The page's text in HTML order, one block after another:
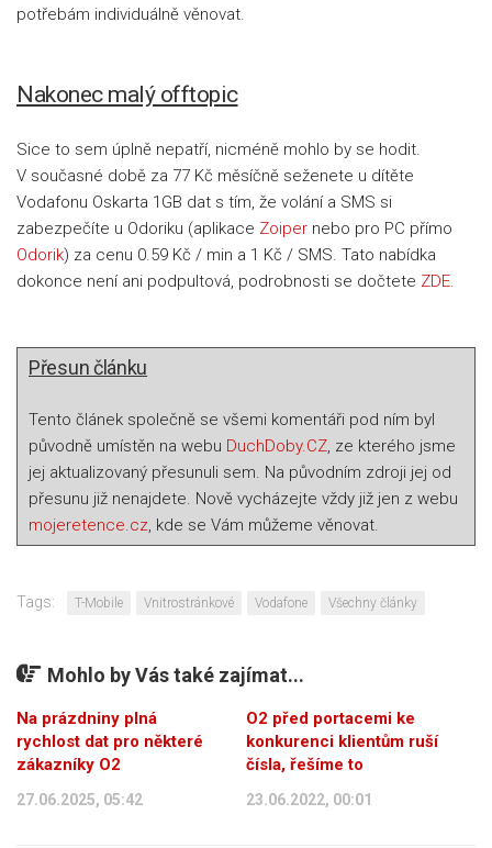
potřebám individuálně věnovat.
Nakonec malý offtopic
Sice to sem úplně nepatří, nicméně mohlo by se hodit.
V současné době za 77 Kč měsíčně seženete u dítěte
Vodafonu Oskarta 1GB dat s tím, že volání a SMS si
zabezpečíte u Odoriku (aplikace Zoiper nebo pro PC přímo
Odorik) za cenu 0.59 Kč / min a 1 Kč / SMS. Tato nabídka
dokonce není ani podpultová, podrobnosti se dočtete ZDE.
Přesun článku
Tento článek společně se všemi komentáři pod ním byl
původně umístěn na webu DuchDoby.CZ, ze kterého jsme
jej aktualizovaný přesunuli sem. Na původním zdroji jej od
přesunu již nenajdete. Nově vycházejte vždy již jen z webu
mojeretence.cz, kde se Vám můžeme věnovat.
Tags: T-Mobile Vnitrostránkové Vodafone Všechny články
Mohlo by Vás také zajímat...
Na prázdniny plná
rychlost dat pro některé
zákazníky O2
27.06.2025, 05:42
O2 před portacemi ke
konkurenci klientům ruší
čísla, řešíme to
23.06.2022, 00:01